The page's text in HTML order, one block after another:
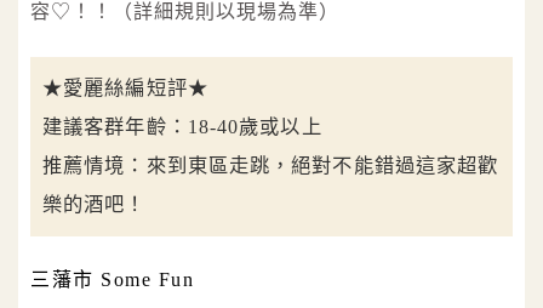
容♡！！（詳細規則以現場為準）
★愛麗絲編短評★
建議客群年齡：18-40歲或以上
推薦情境：來到東區走跳，絕對不能錯過這家超歡
樂的酒吧！
三藩市 Some Fun